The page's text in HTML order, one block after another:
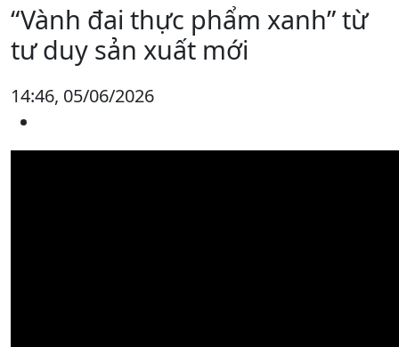
“Vành đai thực phẩm xanh” từ
tư duy sản xuất mới
14:46, 05/06/2026